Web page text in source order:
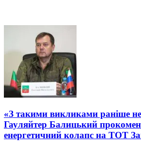
«З такими викликами раніше
Гауляйтер Балицький
енергетичний колапс на ТОТ